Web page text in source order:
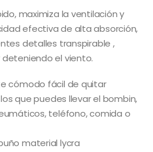
maximiza la ventilación y
efectiva de alta absorción,
detalles transpirable ,
el viento.
cómodo fácil de quitar
que puedes llevar el bombin,
teléfono, comida o
material lycra